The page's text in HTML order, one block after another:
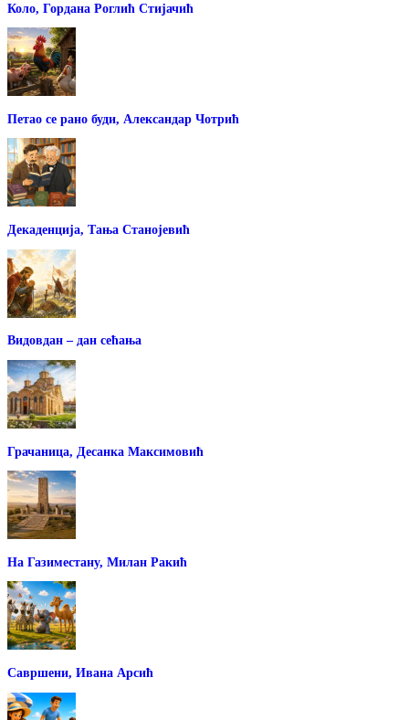
Коло, Гордана Роглић Стијачић
Петао се рано буди, Александар Чотрић
Декаденција, Тања Станојевић
Видовдан – дан сећања
Грачаница, Десанка Максимовић
На Газиместану, Милан Ракић
Савршени, Ивана Арсић